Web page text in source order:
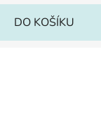
DO KOŠÍKU